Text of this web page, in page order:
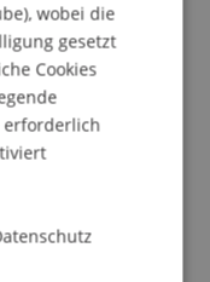
sichtbar
dass
Art zu
Perfektion,
mit dem
wobei die
gesetzt
Cookies
erforderlich